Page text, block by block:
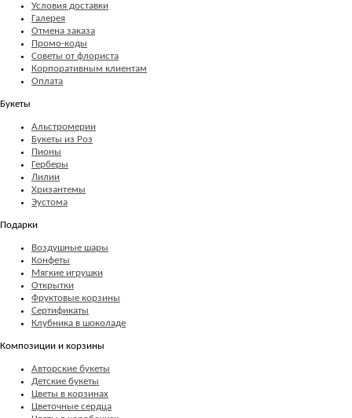
Условия доставки
Галерея
Отмена заказа
Промо-коды
Советы от флориста
Корпоративным клиентам
Оплата
Букеты
Альстромерии
Букеты из Роз
Пионы
Герберы
Лилии
Хризантемы
Эустома
Подарки
Воздушные шары
Конфеты
Мягкие игрушки
Открытки
Фруктовые корзины
Сертификаты
Клубника в шоколаде
Композиции и корзины
Авторские букеты
Детские букеты
Цветы в корзинах
Цветочные сердца